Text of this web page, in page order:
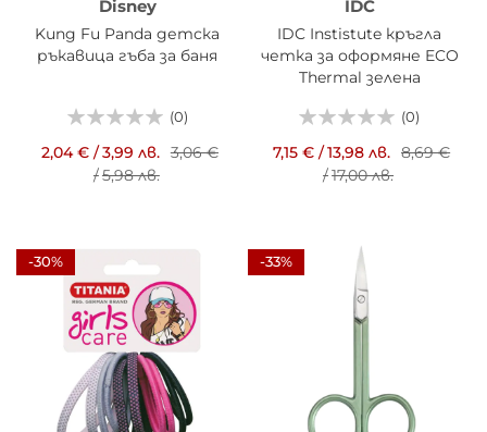
Disney
Kung Fu Panda детска
ръкавица гъба за баня
(0)
2,04 €/3,99 лв. 3,06 €
/5,98 лв.
IDC
IDC Instistute кръгла
четка за оформяне ECO
Thermal зелена
(0)
7,15 € /13,98 лв. 8,69 €
/17,00 лв.
-30% -33%